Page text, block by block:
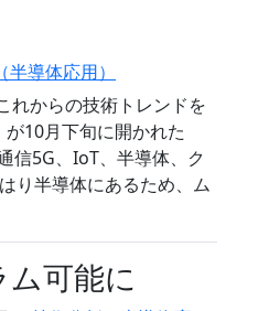
導体応用）
からの技術トレンドを
10月下旬に開かれた
信5G、IoT、半導体、ク
り半導体にあるため、ム
可能に